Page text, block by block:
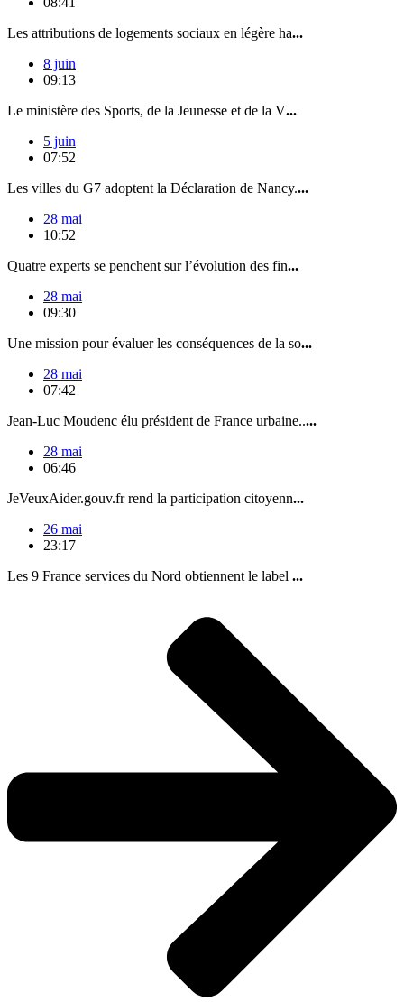
Les attributions de logements sociaux en légère ha...
8 juin
09:13
Le ministère des Sports, de la Jeunesse et de la V...
5 juin
07:52
Les villes du G7 adoptent la Déclaration de Nancy....
28 mai
10:52
Quatre experts se penchent sur l’évolution des fin...
28 mai
09:30
Une mission pour évaluer les conséquences de la so...
28 mai
07:42
Jean-Luc Moudenc élu président de France urbaine.....
28 mai
06:46
JeVeuxAider.gouv.fr rend la participation citoyenn...
26 mai
23:17
Les 9 France services du Nord obtiennent le label ...